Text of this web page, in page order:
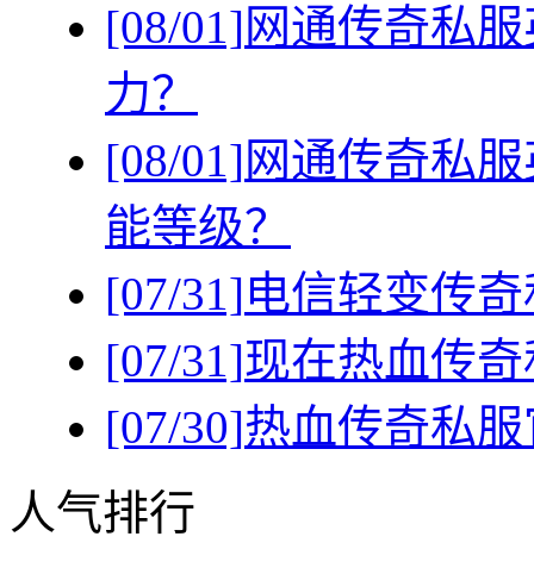
[08/01]网通传奇私
力？
[08/01]网通传奇私
能等级？
[07/31]电信轻变传
[07/31]现在热血传
[07/30]热血传奇私
人气排行